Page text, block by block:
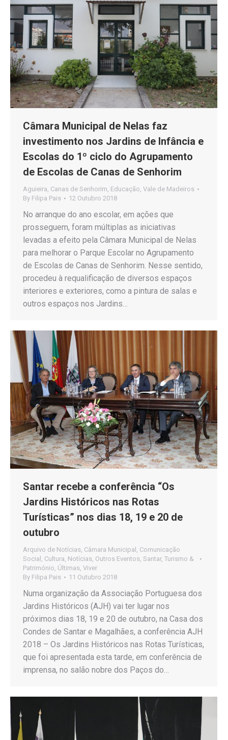
Câmara Municipal de Nelas faz
investimento nos Jardins de Infância e
Escolas do 1º ciclo do Agrupamento
de Escolas de Canas de Senhorim
Aguieira, Canas de Senhorim, Educação, Vale de Madeiros
By Filipa Pais 12 Outubro 2018
No arranque do ano escolar, em ações que
prosseguem, foram múltiplas as iniciativas
levadas a efeito pela Câmara Municipal de Nelas
para melhorar o Parque Escolar no Agrupamento
de Escolas de Canas de Senhorim. Nesse sentido,
procedeu à requalificação de diversos espaços
interiores e exteriores, como a pintura de salas e
outros espaços nos Jardins…
Santar recebe a conferência “Os
Jardins Históricos nas Rotas
Turísticas” nos dias 18, 19 e 20 de
outubro
Arquivo de Notícias, Câmara Municipal , Comunicação
Social , Cultura, Notícias, Outros Eventos, Santar, Turismo &
Património, Últimas, Viver
By Filipa Pais 11 Outubro 2018
Numa organização da Associação Portuguesa dos
Jardins Históricos (AJH) vai ter lugar nos
próximos dias 18, 19 e 20 de outubro, na Casa dos
Condes de Santar e Magalhães, a conferência AJH
2018 – Os Jardins Históricos nas Rotas Turísticas,
que foi apresentada esta tarde, em conferência de
imprensa, no salão nobre dos Paços do…